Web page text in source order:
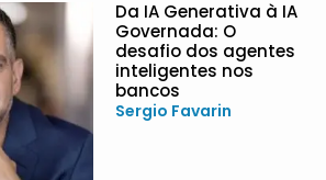
Da IA Generativa à IA
Governada: O
desafio dos agentes
inteligentes nos
bancos
Sergio Favarin